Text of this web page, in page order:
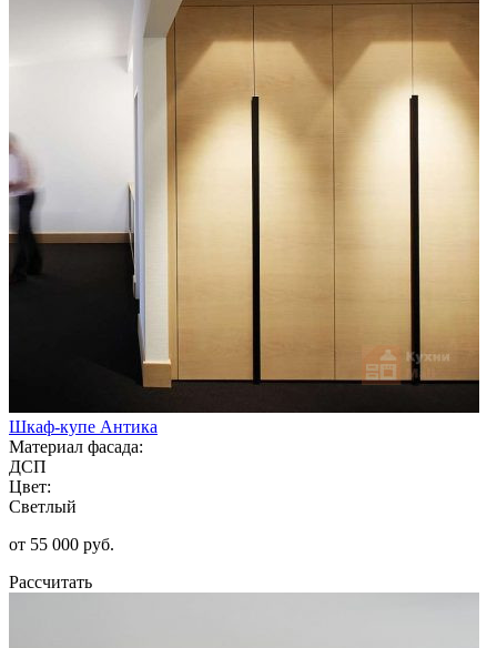
Шкаф-купе Антика
Материал фасада:
ДСП
Цвет:
Светлый
от 55 000 руб.
Рассчитать